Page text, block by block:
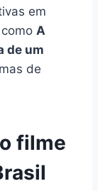
em
A
de um
de
filme